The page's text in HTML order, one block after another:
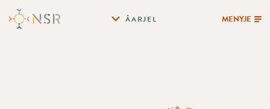
ÅARJEL MENYJE